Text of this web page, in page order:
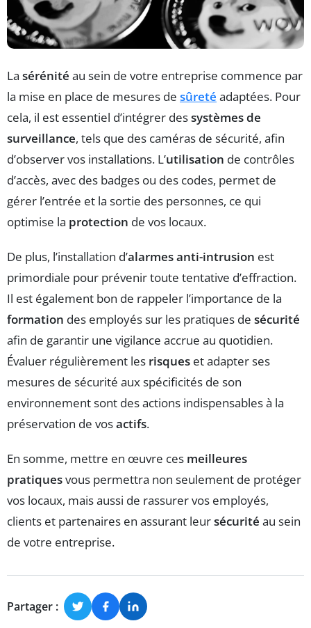
La sérénité au sein de votre entreprise commence par
la mise en place de mesures de sûreté adaptées. Pour
cela, il est essentiel d’intégrer dessystèmes de
surveillance, tels que des caméras de sécurité, afin
d’observer vos installations. L’utilisation de contrôles
d’accès, avec des badges ou des codes, permet de
gérer l’entrée et la sortie des personnes, ce qui
optimise la protection de vos locaux.
De plus, l’installation d’alarmes anti-intrusion est
primordiale pour prévenir toute tentative d’effraction.
Il est également bon de rappeler l’importance de la
formation des employés sur les pratiques de sécurité
afin de garantir une vigilance accrue au quotidien.
Évaluer régulièrement les risques et adapter ses
mesures de sécurité aux spécificités de son
environnement sont des actions indispensables à la
préservation de vosactifs.
En somme, mettre en œuvre ces meilleures
pratiquesvous permettra non seulement de protéger
vos locaux, mais aussi de rassurer vos employés,
clients et partenaires en assurant leursécurité au sein
de votre entreprise.
Partager :